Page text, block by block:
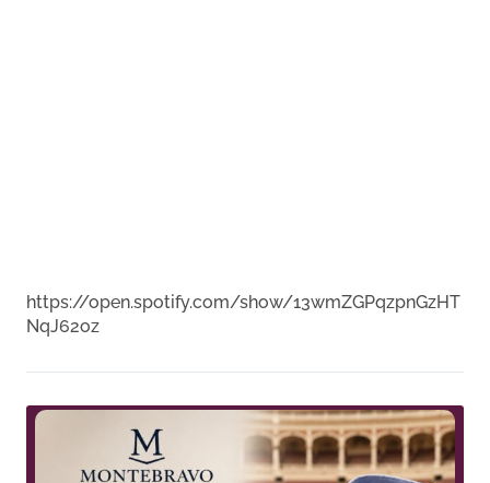
https://open.spotify.com/show/13wmZGPqzpnGzHT
NqJ62oz